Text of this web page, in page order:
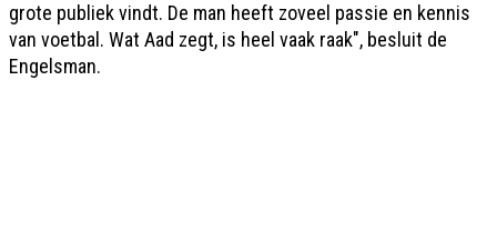
grote publiek vindt. De man heeft zoveel passie en kennis
van voetbal. Wat Aad zegt, is heel vaak raak", besluit de
Engelsman.